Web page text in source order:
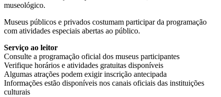
museológico.
Museus públicos e privados costumam participar da programação
com atividades especiais abertas ao público.
Serviço ao leitor
Consulte a programação oficial dos museus participantes
Verifique horários e atividades gratuitas disponíveis
Algumas atrações podem exigir inscrição antecipada
Informações estão disponíveis nos canais oficiais das instituições
culturais